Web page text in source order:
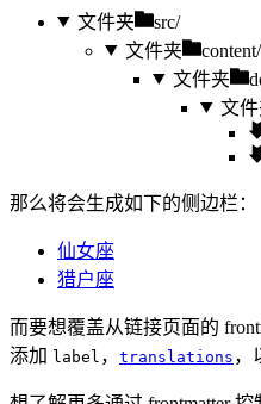
文件夹
src/
文件夹
content/
文件夹
文
那么将会生成如下的侧边栏：
仙女座
猎户座
而要想覆盖从链接页面的
添加 label ， translations ，